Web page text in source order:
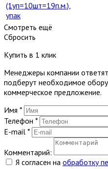
(1уп=10шт=19п.м.),
упак
Смотреть ещё
Сбросить
Купить в 1 клик
Менеджеры компании
подберут необходимое
коммерческое предложение.
Имя *
Телефон *
E-mail *
Комментарий:
Я согласен на обработку